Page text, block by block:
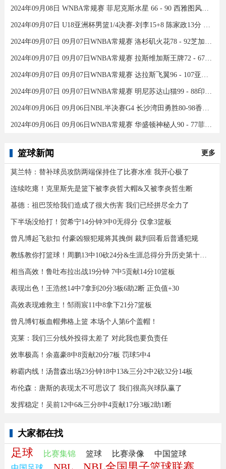
2024年09月08日 WNBA常规赛 菲尼克斯水星 66 - 90 西雅图风暴 全场集锦
2024年09月07日 U18亚洲杯男篮1/4决赛-刘李15+8 陈家政13分 中国46分大胜印度
2024年09月07日 09月07日WNBA常规赛 洛杉矶火花78 - 92芝加哥天空 全场集锦
2024年09月07日 09月07日WNBA常规赛 拉斯维加斯王牌72 - 67康涅狄格太阳 集锦
2024年09月07日 09月07日WNBA常规赛 达拉斯飞翼96 - 107亚特兰大梦想 全场集锦
2024年09月07日 09月07日WNBA常规赛 明尼苏达山猫99 - 88印第安纳狂热 全场集锦
2024年09月06日 09月06日NBL半决赛G4 长沙湾田勇胜80-98香港金牛 全场集锦
2024年09月06日 09月06日WNBA常规赛 华盛顿神秘人90 - 77菲尼克斯水星 全场集锦
篮球新闻 更多
莫兰特：替补球员攻防两端保持住了比赛水准 我开心极了
连续吃瘪！克里斯先是篮下被李炎哲大帽&又被李炎哲生断
基德：祖巴茨给我们造成了很大伤害 我们已经拼尽全力了
下半场没给打！贺希宁14分钟3中0无得分 仅拿3篮板
曾凡博起飞欲扣 付豪凶狠犯规将其拽倒 裁判回看后普通犯规
教练教你打篮球！周鹏13中10砍24分&生涯总得分升历史第十三！
相当高效！鲁吐布拉出战19分钟 7中5贡献14分10篮板
表现出色！王浩然14中7拿到20分3板6助2断 正负值+30
高效表现难救主！邹雨宸11中8拿下21分7篮板
曾凡博钉板血帽弗格上篮 本场个人第6个盖帽！
克莱：我们三分线外投得太差了 对此我也要负责任
效率极高！余嘉豪8中8贡献20分7板 罚球5中4
称霸内线！汤普森出场23分钟18中13&三分2中2砍32分14板
布伦森：唐斯的表现太不可思议了 我们很高兴球队赢了
发挥稳定！吴前12中6&三分8中4贡献17分3板2助1断
大家都在找
足球 比赛集锦 篮球 比赛录像
中国篮球